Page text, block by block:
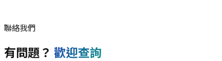
聯絡我們
有問題？ 歡迎查詢